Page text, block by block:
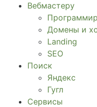
Вебмастеру
Домены и
Landing
SEO
Поиск
Яндекс
Гугл
Сервисы